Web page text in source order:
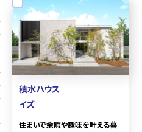
積水ハウス
イズ
住まいで余暇や趣味を叶える暮